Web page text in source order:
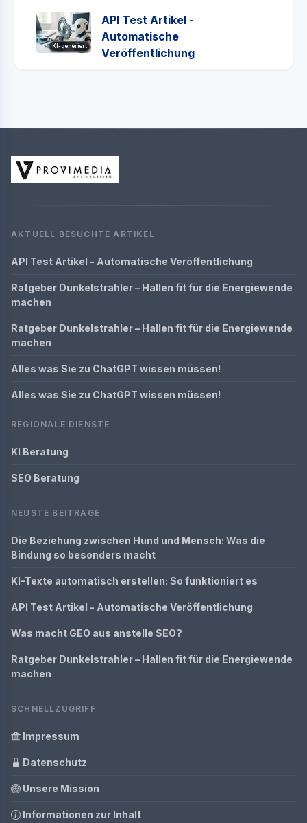
KI-generiert
API Test Artikel -
Automatische
Veröffentlichung
AKTUELL BESUCHTE ARTIKEL
API Test Artikel - Automatische Veröffentlichung
Ratgeber Dunkelstrahler – Hallen fit für die Energiewende
machen
Ratgeber Dunkelstrahler – Hallen fit für die Energiewende
machen
Alles was Sie zu ChatGPT wissen müssen!
Alles was Sie zu ChatGPT wissen müssen!
REGIONALE DIENSTE
KI Beratung
SEO Beratung
NEUSTE BEITRÄGE
Die Beziehung zwischen Hund und Mensch: Was die
Bindung so besonders macht
KI-Texte automatisch erstellen: So funktioniert es
API Test Artikel - Automatische Veröffentlichung
Was macht GEO aus anstelle SEO?
Ratgeber Dunkelstrahler – Hallen fit für die Energiewende
machen
SCHNELLZUGRIFF
Impressum
Datenschutz
Unsere Mission
Informationen zur Inhalt